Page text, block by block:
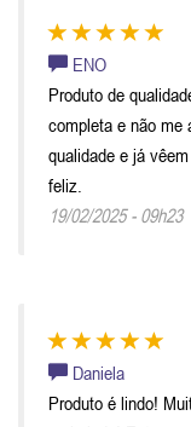
ENO
Produto de
completa e não me
qualidade e já
feliz.
19/02/2025 - 09h23
Daniela
Produto é lindo!